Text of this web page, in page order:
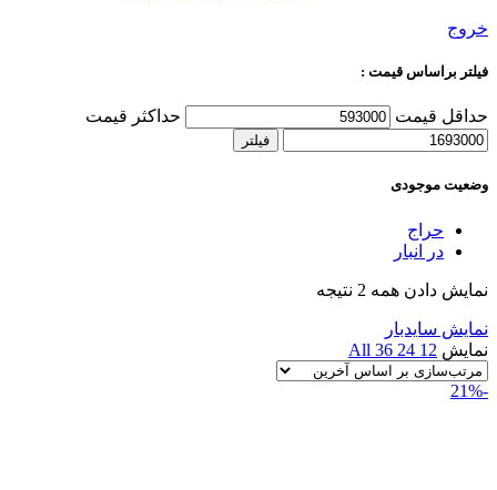
خروج
فیلتر براساس قیمت :
حداقل قیمت حداکثر قیمت
فیلتر
وضعیت موجودی
حراج
در انبار
نمایش دادن همه 2 نتیجه
نمایش سایدبار
نمایش 12
24
36
All
-21%